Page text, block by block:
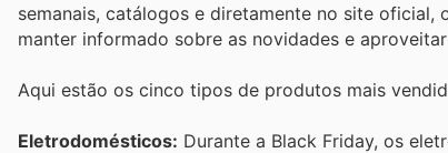
semanais, catálogos e diretamente no site
manter informado sobre as novidades e
Aqui estão os cinco tipos de produtos mais
Eletrodomésticos: Durante a Black Friday, os